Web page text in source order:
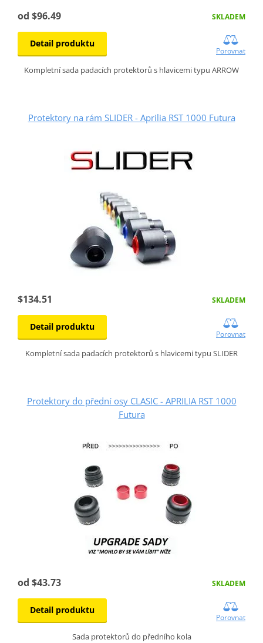
od $96.49 SKLADEM
Detail produktu
Porovnat
Kompletní sada padacích protektorů s hlavicemi typu ARROW
Protektory na rám SLIDER - Aprilia RST 1000 Futura
$134.51 SKLADEM
Detail produktu
Porovnat
Kompletní sada padacích protektorů s hlavicemi typu SLIDER
Protektory do přední osy CLASIC - APRILIA RST 1000
Futura
od $43.73 SKLADEM
Detail produktu
Porovnat
Sada protektorů do předního kola